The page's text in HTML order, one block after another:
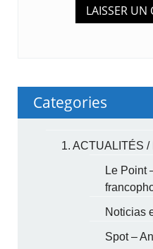
Categories
1. ACTUALITÉS /
Le Point
Noticias
Spot –